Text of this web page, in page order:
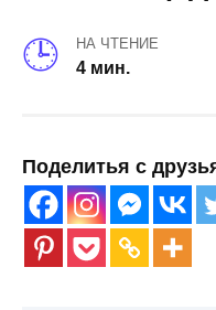
НА ЧТЕНИЕ
4 мин.
Поделитья с